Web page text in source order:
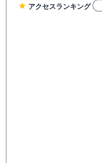
アクセスランキング